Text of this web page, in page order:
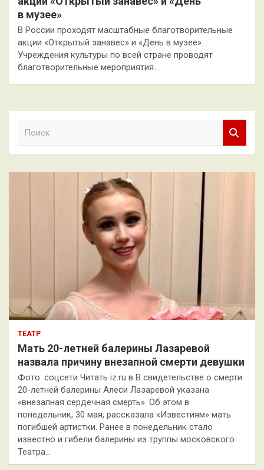
в музее»
В России проходят масштабные благотворительные
акции «Открытый занавес» и «День в музее».
Учреждения культуры по всей стране проводят
благотворительные мероприятия…
к
ТЕАТР
Мать 20-летней балерины Лазаревой
назвала причину внезапной смерти девушки
Фото: соцсети Читать iz.ru в В свидетельстве о смерти
20-летней балерины Алеси Лазаревой указана
«внезапная сердечная смерть». Об этом в
понедельник, 30 мая, рассказала «Известиям» мать
погибшей артистки. Ранее в понедельник стало
известно и гибели балерины из труппы московского
Театра…